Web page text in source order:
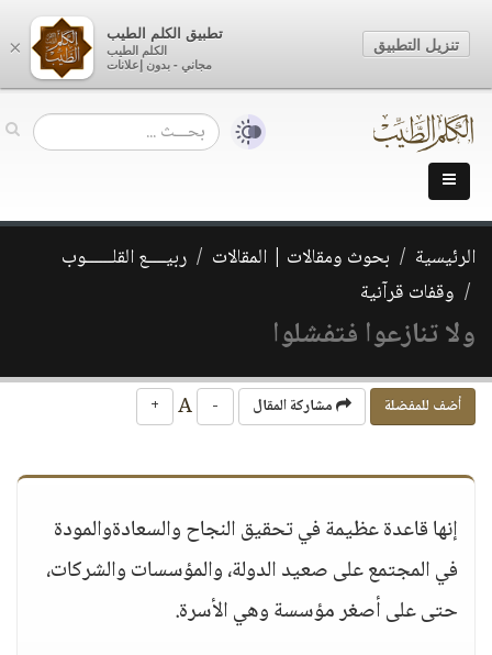
الرئيسية بحوث ومقالات | المقالات
ربيــــع القلــــــوب
وقفات قرآنية
ولا تنازعوا فتفشلوا
أضف للمفضلة مشاركة المقال -
+
إنها قاعدة عظيمة في تحقيق النجاح والسعادةوالمودة
في المجتمع على صعيد الدولة، والمؤسسات والشركات،
حتى على أصغر مؤسسة وهي الأسرة.
×
تطبيق الكلم الطيب
الكلم الطيب
مجاني - بدون إعلانات
تنزيل التطبيق